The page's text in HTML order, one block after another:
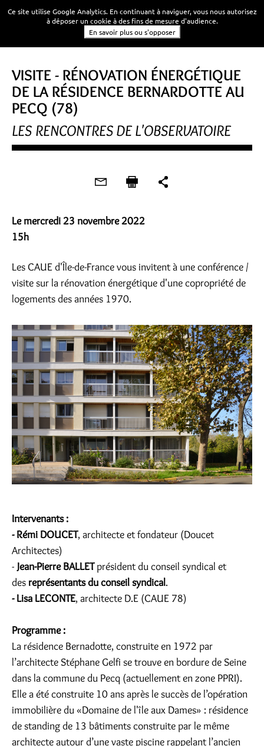
OBSERVATOIRE
VISITE - RÉNOVATION ÉNERGÉTIQUE
DE LA RÉSIDENCE BERNARDOTTE AU
PECQ (78)
LES RENCONTRES DE L'OBSERVATOIRE
Le mercredi 23 novembre 2022
15h
Les CAUE d'Île-de-France vous invitent à une conférence /
visite sur la rénovation énergétique d'une copropriété de
logements des années 1970.
Intervenants :
- Rémi DOUCET, architecte et fondateur (Doucet
Architectes)
- Jean-Pierre BALLETprésident du conseil syndical et
des représentants du conseil syndical.
- Lisa LECONTE, architecte D.E (CAUE 78)
Programme :
La résidence Bernadotte, construite en 1972 par
l’architecte Stéphane Gelfi se trouve en bordure de Seine
dans la commune du Pecq (actuellement en zone PPRI).
Elle a été construite 10 ans après le succès de l’opération
immobilière du «Domaine de l'île aux Dames» : résidence
de standing de 13 bâtiments construite par le même
architecte autour d’une vaste piscine rappelant l’ancien
Ce site utilise Google Analytics. En continuant à naviguer, vous nous autorisez
à déposer un cookie à des fins de mesure d'audience.
En savoir plus ou s'opposer